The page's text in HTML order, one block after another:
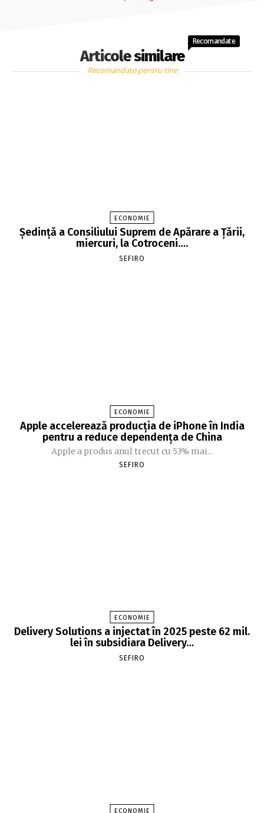
Articole similare
Recomandate
Recomandate pentru tine
ECONOMIE
Şedinţă a Consiliului Suprem de Apărare a Ţării,
miercuri, la Cotroceni….
SEFIRO
ECONOMIE
Apple accelerează producția de iPhone în India
pentru a reduce dependența de China
Apple a produs anul trecut cu 53% mai...
SEFIRO
ECONOMIE
Delivery Solutions a injectat în 2025 peste 62 mil.
lei în subsidiara Delivery…
SEFIRO
ECONOMIE